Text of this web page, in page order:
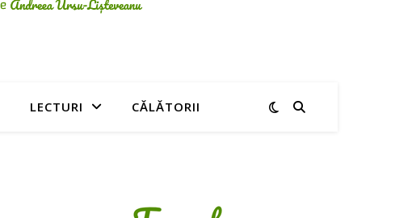
LECTURI CĂLĂTORII